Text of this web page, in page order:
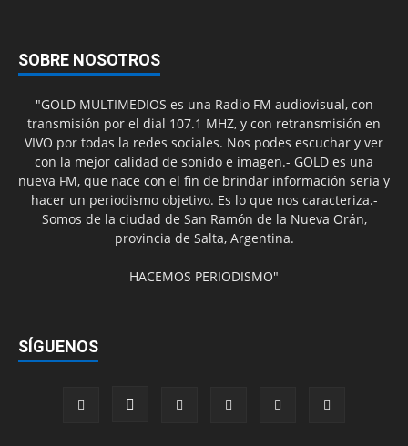
SOBRE NOSOTROS
"GOLD MULTIMEDIOS es una Radio FM audiovisual, con
transmisión por el dial 107.1 MHZ, y con retransmisión en
VIVO por todas la redes sociales. Nos podes escuchar y ver
con la mejor calidad de sonido e imagen.- GOLD es una
nueva FM, que nace con el fin de brindar información seria y
hacer un periodismo objetivo. Es lo que nos caracteriza.-
Somos de la ciudad de San Ramón de la Nueva Orán,
provincia de Salta, Argentina.
HACEMOS PERIODISMO"
SÍGUENOS